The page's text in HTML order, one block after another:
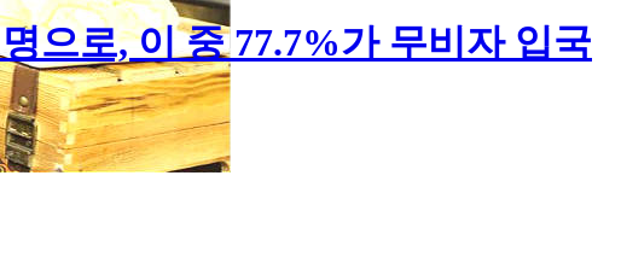
으로, 이 중 77.7%가 무비자 입국